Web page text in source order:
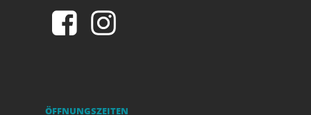
ÖFFNUNGSZEITEN